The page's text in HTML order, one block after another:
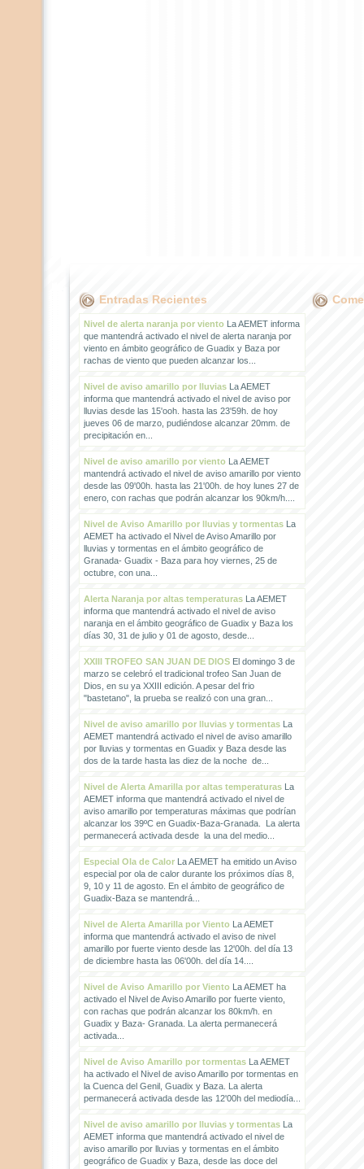
Entradas Recientes
Nivel de alerta naranja por vientoLa AEMET informa
que mantendrá activado el nivel de alerta naranja por
viento en ámbito geográfico de Guadix y Baza por
rachas de viento que pueden alcanzar los...
Nivel de aviso amarillo por lluviasLa AEMET
informa que mantendrá activado el nivel de aviso por
lluvias desde las 15'ooh. hasta las 23'59h. de hoy
jueves 06 de marzo, pudiéndose alcanzar 20mm. de
precipitación en...
Nivel de aviso amarillo por vientoLa AEMET
mantendrá activado el nivel de aviso amarillo por viento
desde las 09'00h. hasta las 21'00h. de hoy lunes 27 de
enero, con rachas que podrán alcanzar los 90km/h....
Nivel de Aviso Amarillo por lluvias y tormentasLa
AEMET ha activado el Nivel de Aviso Amarillo por
lluvias y tormentas en el ámbito geográfico de
Granada- Guadix - Baza para hoy viernes, 25 de
octubre, con una...
Alerta Naranja por altas temperaturasLa AEMET
informa que mantendrá activado el nivel de aviso
naranja en el ámbito geográfico de Guadix y Baza los
días 30, 31 de julio y 01 de agosto, desde...
XXIII TROFEO SAN JUAN DE DIOSEl domingo 3 de
marzo se celebró el tradicional trofeo San Juan de
Dios, en su ya XXIII edición. A pesar del frio
"bastetano", la prueba se realizó con una gran...
Nivel de aviso amarillo por lluvias y tormentasLa
AEMET mantendrá activado el nivel de aviso amarillo
por lluvias y tormentas en Guadix y Baza desde las
dos de la tarde hasta las diez de la noche de...
Nivel de Alerta Amarilla por altas temperaturasLa
AEMET informa que mantendrá activado el nivel de
aviso amarillo por temperaturas máximas que podrían
alcanzar los 39ºC en Guadix-Baza-Granada. La alerta
permanecerá activada desde la una del medio...
Especial Ola de CalorLa AEMET ha emitido un Aviso
especial por ola de calor durante los próximos días 8,
9, 10 y 11 de agosto. En el ámbito de geográfico de
Guadix-Baza se mantendrá...
Nivel de Alerta Amarilla por VientoLa AEMET
informa que mantendrá activado el aviso de nivel
amarillo por fuerte viento desde las 12'00h. del día 13
de diciembre hasta las 06'00h. del día 14....
Nivel de Aviso Amarillo por VientoLa AEMET ha
activado el Nivel de Aviso Amarillo por fuerte viento,
con rachas que podrán alcanzar los 80km/h. en
Guadix y Baza- Granada. La alerta permanecerá
activada...
Nivel de Aviso Amarillo por tormentasLa AEMET
ha activado el Nivel de aviso Amarillo por tormentas en
la Cuenca del Genil, Guadix y Baza. La alerta
permanecerá activada desde las 12'00h del mediodía...
Nivel de aviso amarillo por lluvias y tormentasLa
AEMET informa que mantendrá activado el nivel de
aviso amarillo por lluvias y tormentas en el ámbito
geográfico de Guadix y Baza, desde las doce del